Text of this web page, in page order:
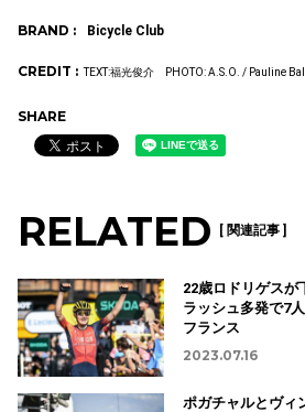
BRAND : Bicycle Club
CREDIT : TEXT:福光俊介 PHOTO: A.S.O. / Pauline
SHARE
RELATED [ 関連記事 ]
22歳ロドリゲスが
ラッシュ多発で7
フランス
2023.07.16
ポガチャルとヴ